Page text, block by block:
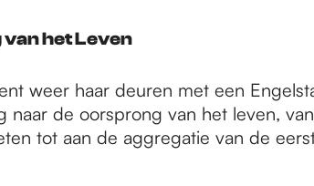
van het Leven
weer haar deuren met een
naar de oorsprong van het leven,
tot aan de aggregatie van de